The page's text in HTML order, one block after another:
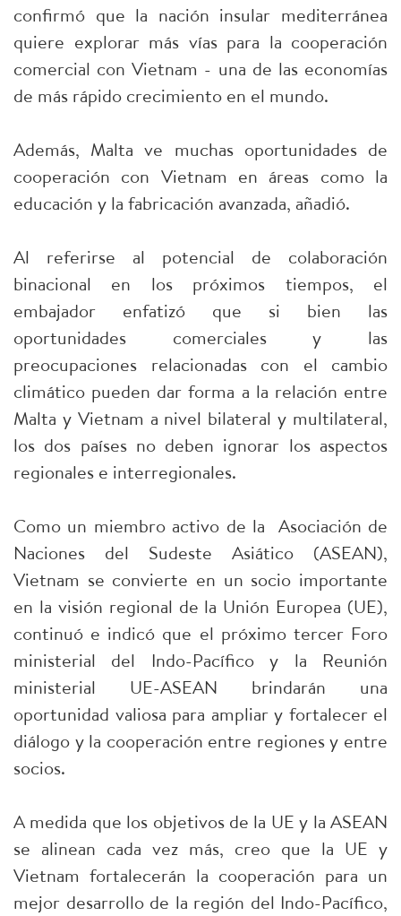
confirmó que la nación insular mediterránea
quiere explorar más vías para la cooperación
comercial con Vietnam - una de las economías
de más rápido crecimiento en el mundo.
Además, Malta ve muchas oportunidades de
cooperación con Vietnam en áreas como la
educación y la fabricación avanzada, añadió.
Al referirse al potencial de colaboración
binacional en los próximos tiempos, el
embajador enfatizó que si bien las
oportunidades comerciales y las
preocupaciones relacionadas con el cambio
climático pueden dar forma a la relación entre
Malta y Vietnam a nivel bilateral y multilateral,
los dos países no deben ignorar los aspectos
regionales e interregionales.
Como un miembro activo de la Asociación de
Naciones del Sudeste Asiático (ASEAN),
Vietnam se convierte en un socio importante
en la visión regional de la Unión Europea (UE),
continuó e indicó que el próximo tercer Foro
ministerial del Indo-Pacífico y la Reunión
ministerial UE-ASEAN brindarán una
oportunidad valiosa para ampliar y fortalecer el
diálogo y la cooperación entre regiones y entre
socios.
A medida que los objetivos de la UE y la ASEAN
se alinean cada vez más, creo que la UE y
Vietnam fortalecerán la cooperación para un
mejor desarrollo de la región del Indo-Pacífico,